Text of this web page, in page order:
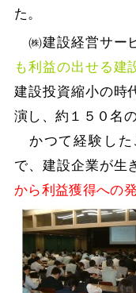
た。
㈱建設経営サー
も利益の出せる建
建設投資縮小の時
演し、約１５０名
かつて経験した
で、建設企業が生
から利益獲得への